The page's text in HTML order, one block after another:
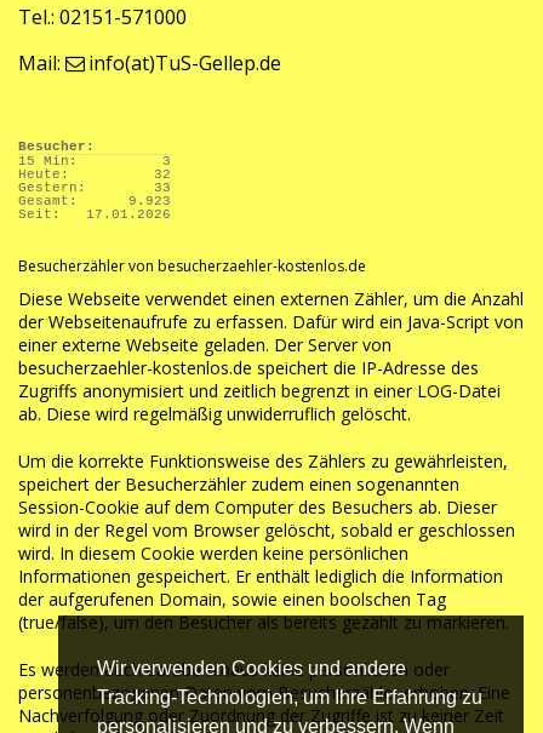
Wir verwenden Cookies und andere
Tracking-Technologien, um Ihre Erfahrung zu
personalisieren und zu verbessern. Wenn
Tel.: 02151-571000
Mail:
info(at)TuS-Gellep.de
Besucher:
15 Min:
3
Heute:
32
Gestern:
33
Gesamt:
9.923
Seit:
17.01.2026
Besucherzähler von besucherzaehler-kostenlos.de
Diese Webseite verwendet einen externen Zähler, um die Anzahl
der Webseitenaufrufe zu erfassen. Dafür wird ein Java-Script von
einer externe Webseite geladen. Der Server von
besucherzaehler-kostenlos.de speichert die IP-Adresse des
Zugriffs anonymisiert und zeitlich begrenzt in einer LOG-Datei
ab. Diese wird regelmäßig unwiderruflich gelöscht.
Um die korrekte Funktionsweise des Zählers zu gewährleisten,
speichert der Besucherzähler zudem einen sogenannten
Session-Cookie auf dem Computer des Besuchers ab. Dieser
wird in der Regel vom Browser gelöscht, sobald er geschlossen
wird. In diesem Cookie werden keine persönlichen
Informationen gespeichert. Er enthält lediglich die Information
der aufgerufenen Domain, sowie einen boolschen Tag
(true/false), um den Besucher als bereits gezählt zu markieren.
Es werden auch darüberhinaus keine persönlichen oder
personenbezogenen Daten vom Besucherzähler erhoben. Eine
Nachverfolgung oder Zuordnung der Zugriffe ist zu keiner Zeit